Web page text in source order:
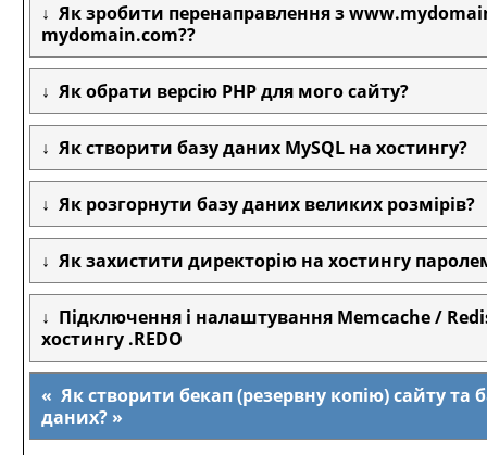
Як зробити перенаправлення з
mydomain.com??
Як обрати версію PHP для мого сайту?
Як створити базу даних MySQL на хостингу?
Як розгорнути базу даних великих розмірів?
Як захистити директорію на хостингу
Підключення і налаштування Memcache /
хостингу .REDO
Як створити бекап (резервну копію) сайту та
даних?